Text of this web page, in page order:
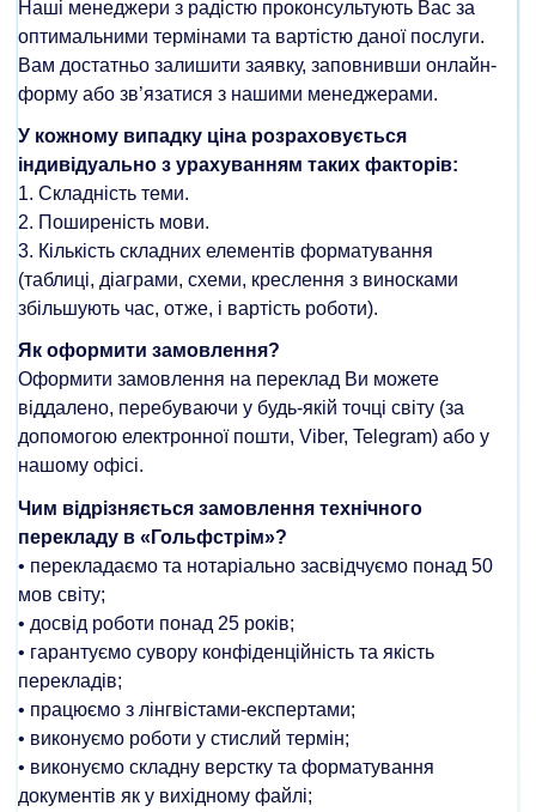
Наші менеджери з радістю проконсультують Вас за
оптимальними термінами та вартістю даної послуги.
Вам достатньо залишити заявку, заповнивши онлайн-
форму або зв’язатися з нашими менеджерами.
У кожному випадку ціна розраховується
індивідуально з урахуванням таких факторів:
1. Складність теми.
2. Поширеність мови.
3. Кількість складних елементів форматування
(таблиці, діаграми, схеми, креслення з виносками
збільшують час, отже, і вартість роботи).
Як оформити замовлення?
Оформити замовлення на переклад Ви можете
віддалено, перебуваючи у будь-якій точці світу (за
допомогою електронної пошти, Viber, Telegram) або у
нашому офісі.
Чим відрізняється замовлення технічного
перекладу в «Гольфстрім»?
• перекладаємо та нотаріально засвідчуємо понад 50
мов світу;
• досвід роботи понад 25 років;
• гарантуємо сувору конфіденційність та якість
перекладів;
• працюємо з лінгвістами-експертами;
• виконуємо роботи у стислий термін;
• виконуємо складну верстку та форматування
документів як у вихідному файлі;